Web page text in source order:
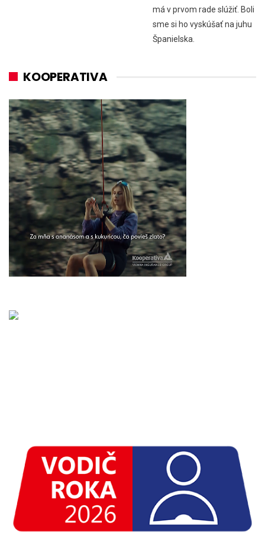
má v prvom rade slúžiť. Boli
sme si ho vyskúšať na juhu
Španielska.
KOOPERATIVA